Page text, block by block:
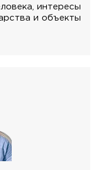
интересы
и объекты